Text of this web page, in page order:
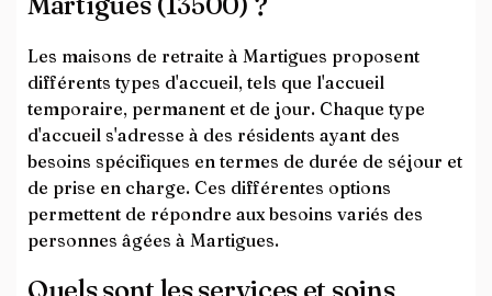
Les maisons de retraite à Martigues proposent
différents types d'accueil, tels que l'accueil
temporaire, permanent et de jour. Chaque type
d'accueil s'adresse à des résidents ayant des
besoins spécifiques en termes de durée de séjour et
de prise en charge. Ces différentes options
permettent de répondre aux besoins variés des
personnes âgées à Martigues.